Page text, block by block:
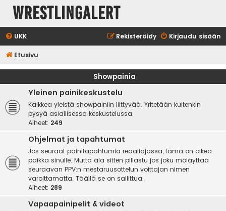
WrestlingAlert
UKK Kirjaudu sisään
Rekisteröidy
Etusivu
Showpainia
Yleinen painikeskustelu
Kaikkea yleistä showpainiin liittyvää. Yritetään kuitenkin
pysyä asiallisessa keskustelussa.
Aiheet: 249
Ohjelmat ja tapahtumat
Jos seuraat painitapahtumia reaaliajassa, tämä on oikea
paikka sinulle. Mutta älä sitten pillastu jos joku möläyttää
seuraavan PPV:n mestaruusottelun voittajan nimen
varoittamatta. Täällä se on sallittua.
Aiheet: 289
Vapaapainipelit & videot